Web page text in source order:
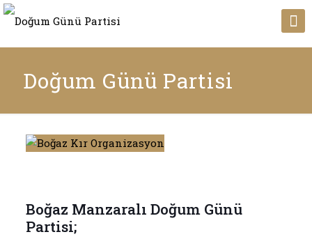
Doğum Günü Partisi
Boğaz Manzaralı Doğum Günü
Partisi;